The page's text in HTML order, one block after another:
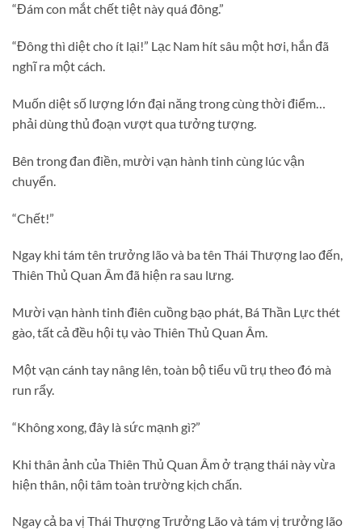
“Đám con mắt chết tiệt này quá đông.”
“Đông thì diệt cho ít lại!” Lạc Nam hít sâu một hơi, hắn đã
nghĩ ra một cách.
Muốn diệt số lượng lớn đại năng trong cùng thời điểm…
phải dùng thủ đoạn vượt qua tưởng tượng.
Bên trong đan điền, mười vạn hành tinh cùng lúc vận
chuyển.
“Chết!”
Ngay khi tám tên trưởng lão và ba tên Thái Thượng lao đến,
Thiên Thủ Quan Âm đã hiện ra sau lưng.
Mười vạn hành tinh điên cuồng bạo phát, Bá Thần Lực thét
gào, tất cả đều hội tụ vào Thiên Thủ Quan Âm.
Một vạn cánh tay nâng lên, toàn bộ tiểu vũ trụ theo đó mà
run rẩy.
“Không xong, đây là sức mạnh gì?”
Khi thân ảnh của Thiên Thủ Quan Âm ở trạng thái này vừa
hiện thân, nội tâm toàn trường kịch chấn.
Ngay cả ba vị Thái Thượng Trưởng Lão và tám vị trưởng lão